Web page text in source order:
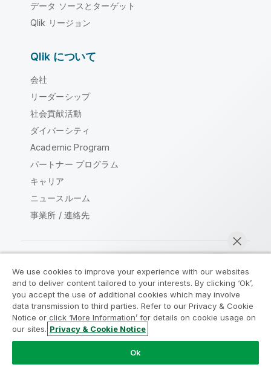
データ ソースとターゲット
Qlik リージョン
Qlik について
会社
リーダーシップ
社会貢献活動
ダイバーシティ
Academic Program
パートナー プログラム
キャリア
ニュースルーム
事業所 / 連絡先
Qlik コミュニティ
法的契約 製品規約
Legal Policies
リーガルポリシー
利用規約
Do Not Share My Info
Copyright © 1993-2026 QlikTech International AB.無断複写・
We use cookies to improve your experience with our websites
and to deliver content tailored to your interests. By clicking ‘Ok’,
you accept the use of additional cookies which may involve
data transmission to third parties. Refer to our Privacy & Cookie
Notice or click ‘More Information’ for details on cookie usage on
our sites. Privacy & Cookie Notice
Ok